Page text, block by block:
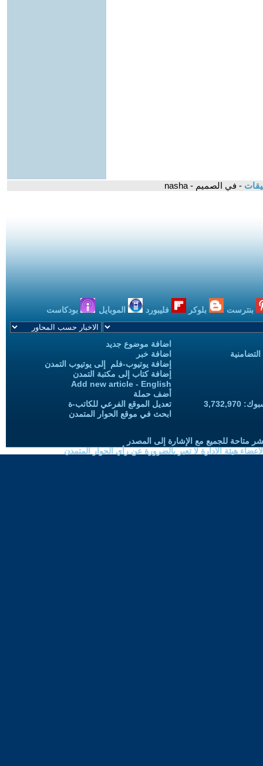
- في الصميم - nasha
بنترست بلوكر فليبورد الموبايل بودكاست
اضافة موضوع جديد
اضافة خبر
إضافة يوتيوب-فلم إلى يوتيوب التمدن
إضافة كتاب إلى مكتبة التمدن
Add new article - English
أضف حملة
تعديل الموقع الفرعي للكاتب-ة
ابحث في موقع الحوار المتمدن
متاحة للجميع مع الإشارة إلى المصدر
هيئة الادارة لا تعبر بالضرورة عن رأي الحوار المتمدن